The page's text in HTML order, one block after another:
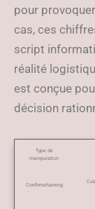
pour
cas, ces
script
réalité
est conçue
décision
Type de
manipulation
Confirmshaming